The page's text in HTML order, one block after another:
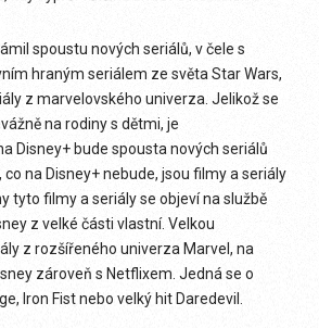
spoustu nových seriálů, v čele s
hraným seriálem ze světa Star Wars,
z marvelovského univerza. Jelikož se
na rodiny s dětmi, je
Disney+ bude spousta nových seriálů
co na Disney+ nebude, jsou filmy a seriály
tyto filmy a seriály se objeví na službě
z velké části vlastní. Velkou
z rozšířeného univerza Marvel, na
zároveň s Netflixem. Jedná se o
Iron Fist nebo velký hit Daredevil.